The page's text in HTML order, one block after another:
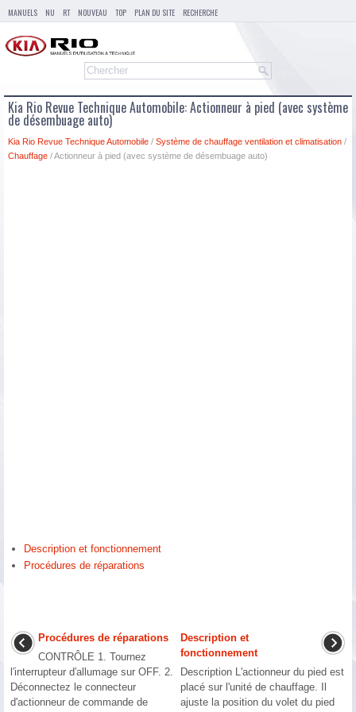
MANUELS NU RT NOUVEAU TOP PLAN DU SITE RECHERCHE
Kia Rio Revue Technique Automobile: Actionneur à pied (avec système
de désembuage auto)
Kia Rio Revue Technique Automobile / Système de chauffage ventilation et climatisation /
Chauffage / Actionneur à pied (avec système de désembuage auto)
Description et fonctionnement
Procédures de réparations
Procédures de réparations
CONTRÔLE 1. Tournez
l′interrupteur d′allumage sur OFF. 2.
Déconnectez le connecteur
d'actionneur de commande de
Description et
fonctionnement
Description L'actionneur du pied est
placé sur l'unité de chauffage. Il
ajuste la position du volet du pied